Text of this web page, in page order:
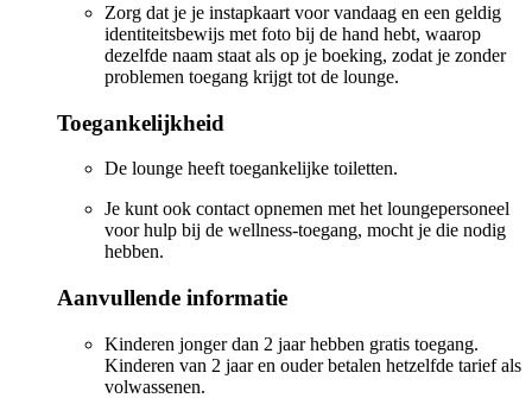
Zorg dat je je instapkaart voor vandaag en een geldig
identiteitsbewijs met foto bij de hand hebt, waarop
dezelfde naam staat als op je boeking, zodat je zonder
problemen toegang krijgt tot de lounge.
Toegankelijkheid
De lounge heeft toegankelijke toiletten.
Je kunt ook contact opnemen met het loungepersoneel
voor hulp bij de wellness-toegang, mocht je die nodig
hebben.
Aanvullende informatie
Kinderen jonger dan 2 jaar hebben gratis toegang.
Kinderen van 2 jaar en ouder betalen hetzelfde tarief als
volwassenen.